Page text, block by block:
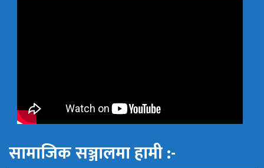
सामाजिक सञ्जालमा हामी :-